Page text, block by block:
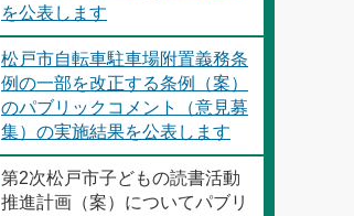
を公表します
松戸市自転車駐車場附置義務条
例の一部を改正する条例（案）
のパブリックコメント（意見募
集）の実施結果を公表します
第2次松戸市子どもの読書活動
推進計画（案）についてパブリ